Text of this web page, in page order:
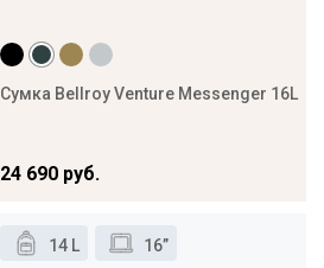
Сумка Bellroy Venture Messenger 16L
24 690 руб.
14 L 16”